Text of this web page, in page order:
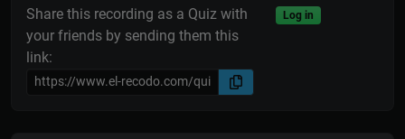
Share this recording as a Quiz with
your friends by sending them this
link:
Log in